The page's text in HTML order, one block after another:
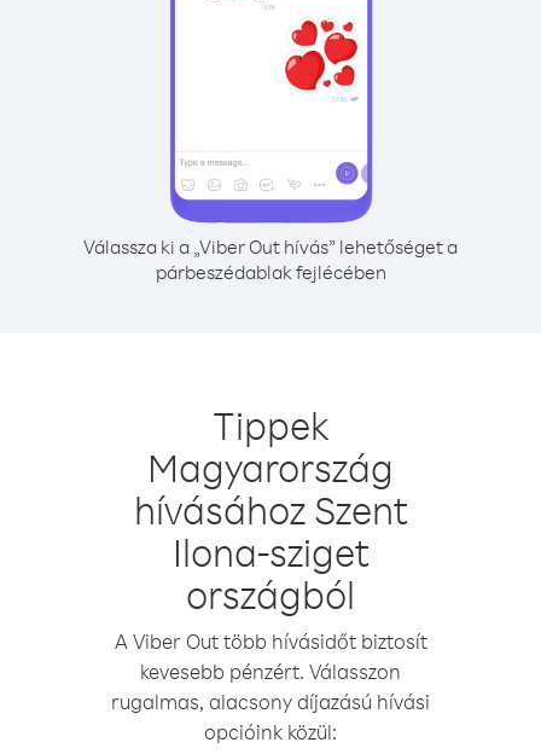
Válassza ki a „Viber Out hívás” lehetőséget a
párbeszédablak fejlécében
Tippek
Magyarország
hívásához Szent
Ilona-sziget
országból
A Viber Out több hívásidőt biztosít
kevesebb pénzért. Válasszon
rugalmas, alacsony díjazású hívási
opcióink közül: